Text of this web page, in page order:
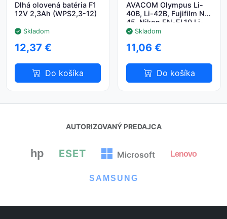
Dlhá olovená batéria F1
12V 2,3Ah (WPS2,3-12)
Skladom
12,37 €
Do košíka
AVACOM Olympus Li-
40B, Li-42B, Fujifilm NP-
45, Nikon EN-EL10 Li-
ion 3.7V 740mAh 2.7Wh
Skladom
11,06 €
Do košíka
AUTORIZOVANÝ PREDAJCA
hp ESET Microsoft Lenovo
SAMSUNG